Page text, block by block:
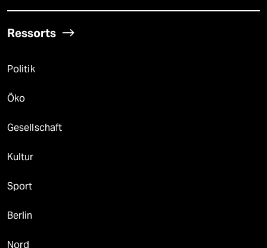
Ressorts
Politik
Öko
Gesellschaft
Kultur
Sport
Berlin
Nord